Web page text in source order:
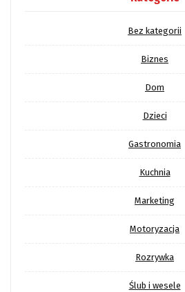
Bez kategorii
Biznes
Dom
Dzieci
Gastronomia
Kuchnia
Marketing
Motoryzacja
Rozrywka
Ślub i wesele